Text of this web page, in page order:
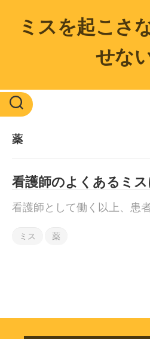
contentミスを起こさ
せな
薬
看護師のよくあるミ
看護師として働く以上、患者
ミス 薬